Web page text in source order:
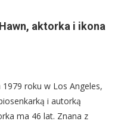
aktorka i ikona
roku w Los Angeles,
i autorką
ma 46 lat. Znana z